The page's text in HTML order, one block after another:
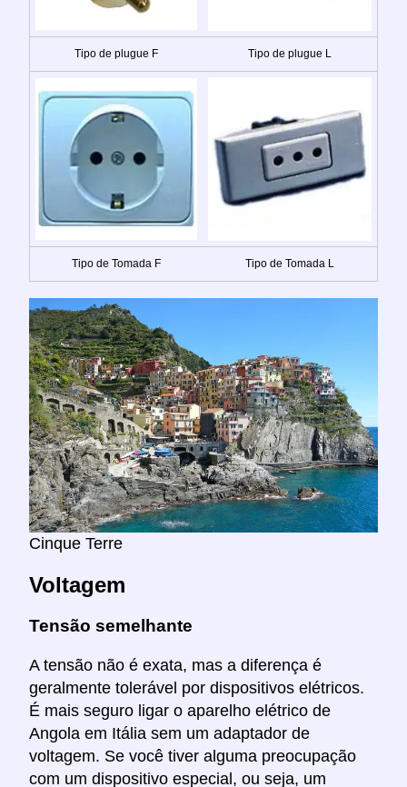
Tipo de plugue F Tipo de plugue L
Tipo de Tomada F Tipo de Tomada L
Cinque Terre
Voltagem
Tensão semelhante
A tensão não é exata, mas a diferença é
geralmente tolerável por dispositivos elétricos.
É mais seguro ligar o aparelho elétrico de
Angola em Itália sem um adaptador de
voltagem. Se você tiver alguma preocupação
com um dispositivo especial, ou seja, um